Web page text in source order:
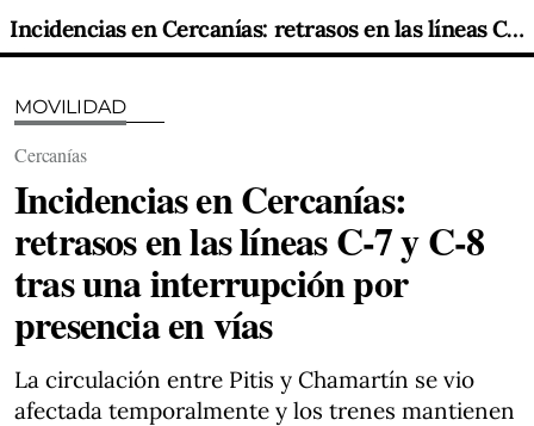
Incidencias en Cercanías: retrasos en las líneas C-7 y C-8 tras una interrupción por presencia en vías
MOVILIDAD
Cercanías
Incidencias en Cercanías:
retrasos en las líneas C-7 y C-8
tras una interrupción por
presencia en vías
La circulación entre Pitis y Chamartín se vio
afectada temporalmente y los trenes mantienen